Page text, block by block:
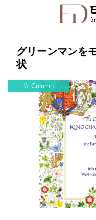
グリーンマンを
状
Column